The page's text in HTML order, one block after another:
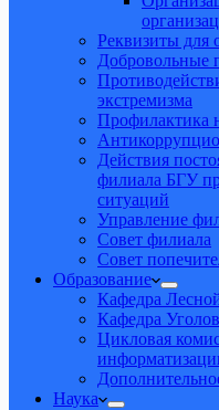
Реквизиты для
Добровольные
экстремизма
Профилактика
Действия
филиала БГУ
ситуаций
Управление
Совет филиала
Совет
Образование
Кафедра
Кафедра
Цикловая
Наука